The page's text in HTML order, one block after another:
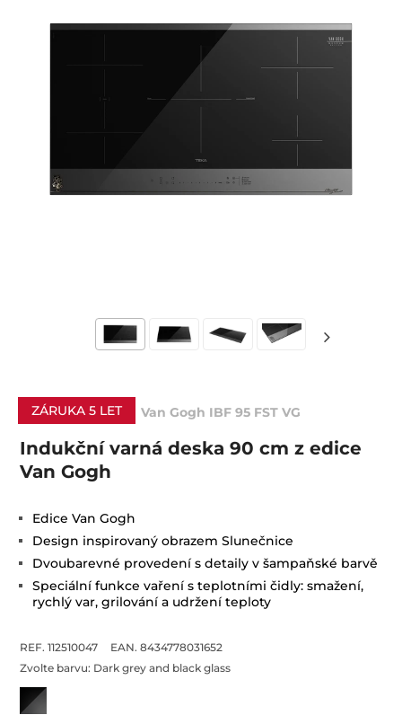
ZÁRUKA 5 LET Van Gogh IBF 95 FST VG
Indukční varná deska 90 cm z edice
Van Gogh
Edice Van Gogh
Design inspirovaný obrazem Slunečnice
Dvoubarevné provedení s detaily v šampaňské barvě
Speciální funkce vaření s teplotními čidly: smažení,
rychlý var, grilování a udržení teploty
REF. 112510047
EAN. 8434778031652
Zvolte barvu: Dark grey and black glass